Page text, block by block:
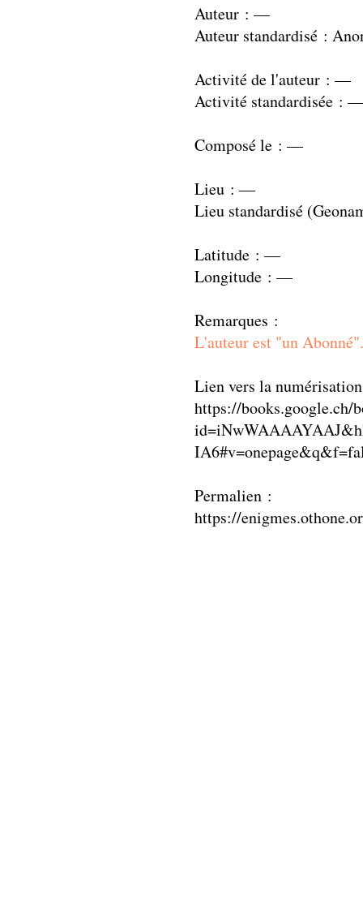
Auteur : —
Auteur standardisé :
Activité de l'auteur : —
Activité standardisée : —
Composé le : —
Lieu : —
Lieu standardisé
Latitude : —
Longitude : —
Remarques :
L'auteur est "un Abonné".
Lien vers la
https://books.google.ch/
Permalien :
https://